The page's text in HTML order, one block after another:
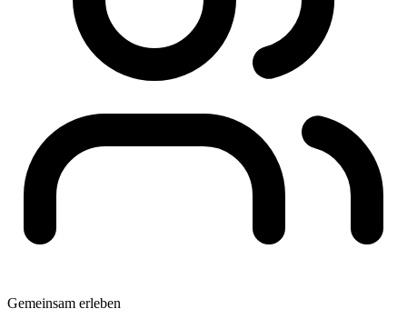
Gemeinsam erleben